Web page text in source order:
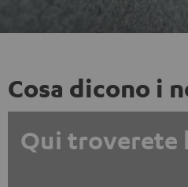
Cosa dicono i
Qui troverete